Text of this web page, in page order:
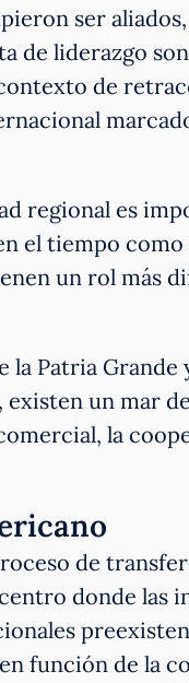
ser
de liderazgo
de
regional es
el tiempo
un rol más
la Patria
un mar
la
de
donde las
función de la